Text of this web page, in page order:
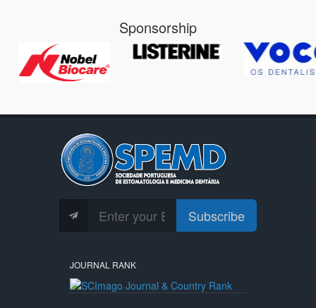
Sponsorship
Subscribe
JOURNAL RANK